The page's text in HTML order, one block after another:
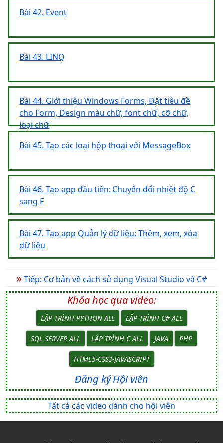
Bài 42. Event
Bài 43. LINQ
Bài 44. Giới thiệu Windows Forms, Đặt tiêu đề
cho Form, Design màu chữ, font chữ, cỡ chữ,
loại chữ
Bài 45. Tạo các loại hộp thoại với MessageBox
Bài 46. Tạo app đầu tiên: Chuyển đổi nhiệt độ C
sang F
Bài 47. Tạo app Quản lý dữ liệu: Thêm, xem, xóa
dữ liệu
»Tiếp: Cơ bản về cách sử dụng Visual Studio và C#
Khóa học qua video:
LẬP TRÌNH PYTHON ALL LẬP TRÌNH C# ALL
SQL SERVER ALL LẬP TRÌNH C ALL JAVA PHP
HTML5-CSS3-JAVASCRIPT
Đăng ký Hội viên
Tất cả các video dành cho hội viên